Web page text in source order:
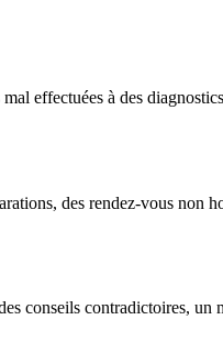
effectuées à des
des rendez-vous non
conseils contradictoires, un